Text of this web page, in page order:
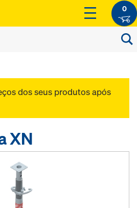
0
dos seus produtos após
XN